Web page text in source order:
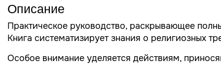
Описание
Практическое руководство, раскрывающее
Книга систематизирует знания о религиозных
Особое внимание уделяется действиям,